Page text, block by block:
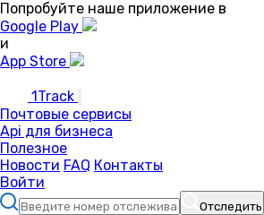
Попробуйте наше приложение в
Google Play
и
App Store
1Track
Почтовые сервисы
Api для бизнеса
Полезное
Новости FAQ Контакты
Войти
Отследить